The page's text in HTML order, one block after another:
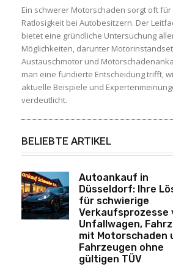
Ein schwerer Motorschaden sorgt oft für
Ratlosigkeit bei Autobesitzern. Der
bietet eine gründliche Untersuchung
Möglichkeiten, darunter
Austauschmotor und
man eine fundierte Entscheidung trifft,
aktuelle Beispiele und
verdeutlicht.
BELIEBTE ARTIKEL
Autoankauf in
Düsseldorf: Ihre
für schwierige
Verkaufsprozesse
Unfallwagen,
mit Motorschaden
Fahrzeugen ohne
gültigen TÜV